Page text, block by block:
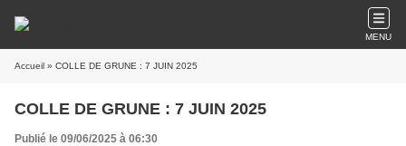
MENU
Accueil » COLLE DE GRUNE : 7 JUIN 2025
COLLE DE GRUNE : 7 JUIN 2025
Publié le 09/06/2025 à 06:30